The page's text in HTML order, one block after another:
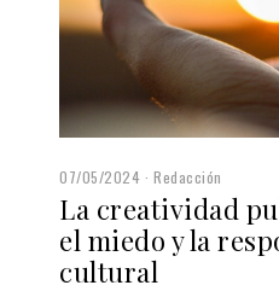
07/05/2024 Redacción
La creatividad
el miedo y la
cultural